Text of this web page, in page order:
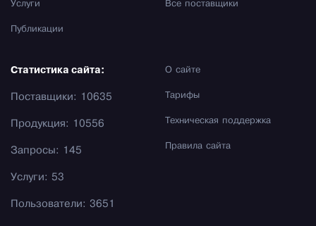
Услуги
Публикации
Все поставщики
О сайте
Тарифы
Техническая поддержка
Правила сайта
Статистика сайта:
Поставщики: 10635
Продукция: 10556
Запросы: 145
Услуги: 53
Пользователи: 3651